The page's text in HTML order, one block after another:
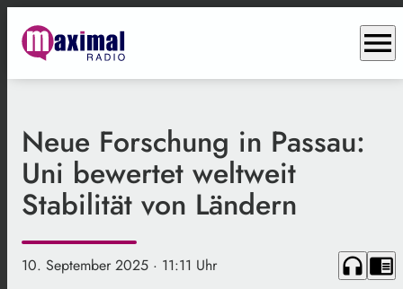
menu
Neue Forschung in Passau:
Uni bewertet weltweit
Stabilität von Ländern
10. September 2025 · 11:11 Uhr headphones chrome_reader_mode